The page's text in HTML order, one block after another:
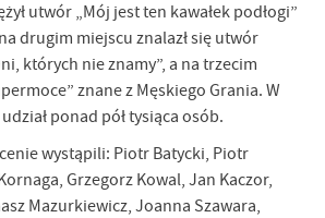
utwór „Mój jest ten kawałek podłogi”
drugim miejscu znalazł się utwór
których nie znamy”, a na trzecim
znane z Męskiego Grania. W
ponad pół tysiąca osób.
wystąpili: Piotr Batycki, Piotr
Grzegorz Kowal, Jan Kaczor,
Mazurkiewicz, Joanna Szawara,